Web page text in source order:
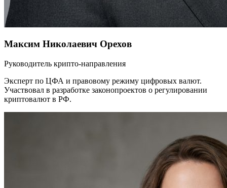
Максим Николаевич Орехов
Руководитель крипто-направления
Эксперт по ЦФА и правовому режиму цифровых валют.
Участвовал в разработке законопроектов о регулировании
криптовалют в РФ.